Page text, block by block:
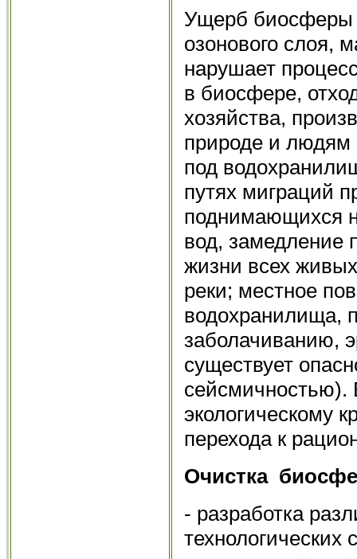
Ущерб биосферы
озонового слоя,
нарушает
в биосфере,
хозяйства,
природе и людям
под
путях миграций
поднимающихся
вод, замедление
жизни всех
реки; местное
водохранилища,
заболачиванию,
существует
сейсмичностью).
экологическому
перехода к
Очистка
- разработка